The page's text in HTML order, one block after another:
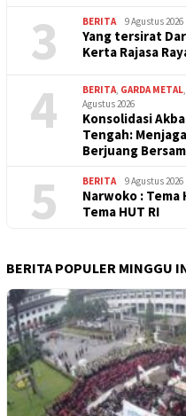
3 BERITA 9 Agustus 2026
Yang tersirat
Kerta Rajasa
4 BERITA GARDA METAL
Agustus 2026
Konsolidasi
Tengah:
Berjuang
5 BERITA 9 Agustus 2026
Narwoko : Tema
Tema HUT RI
BERITA POPULER MINGGU